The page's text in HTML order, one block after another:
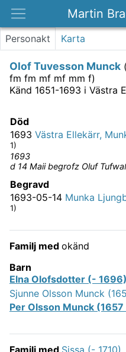
Martin
Platser
Om
Kontakt
Personakt Karta
Olof Tuvesson Munck (
fm fm mf mf mm f)
Känd 1651-1693 i Västra
Död
1693 Västra Ellekärr,
1)
1693
d 14 Maii begrofz Oluf
Begravd
1693-05-14 Munka
1)
Familj med okänd
Barn
Elna Olofsdotter (- 1696)
Sjunne Olsson Munck
Per Olsson Munck
Familj med Sissa (- 1710)